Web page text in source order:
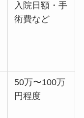
入院日額・手
術費など
50万〜100万
円程度